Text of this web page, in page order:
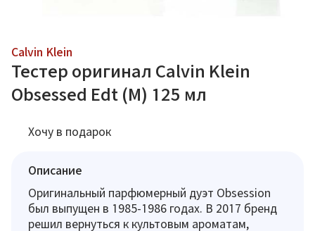
Calvin Klein
Тестер оригинал Calvin Klein
Obsessed Edt (M) 125 мл
Хочу в подарок
Описание
Оригинальный парфюмерный дуэт Obsession
был выпущен в 1985-1986 годах. В 2017 бренд
решил вернуться к культовым ароматам,